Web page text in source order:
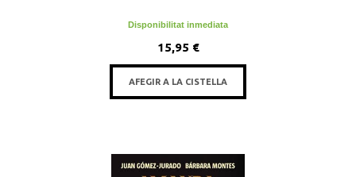
Disponibilitat inmediata
15,95 €
AFEGIR A LA CISTELLA